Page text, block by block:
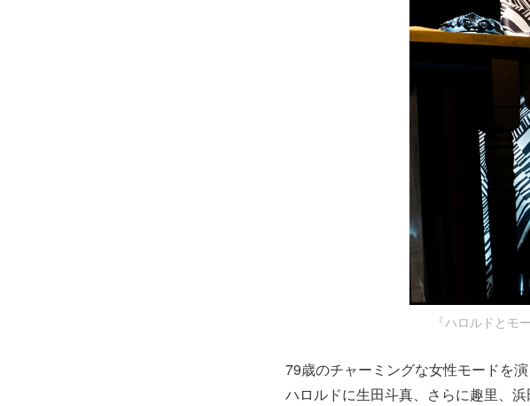
『ハロルドと
79歳のチャーミングな女性モードを
ハロルドに生田斗真、さらに趣里、